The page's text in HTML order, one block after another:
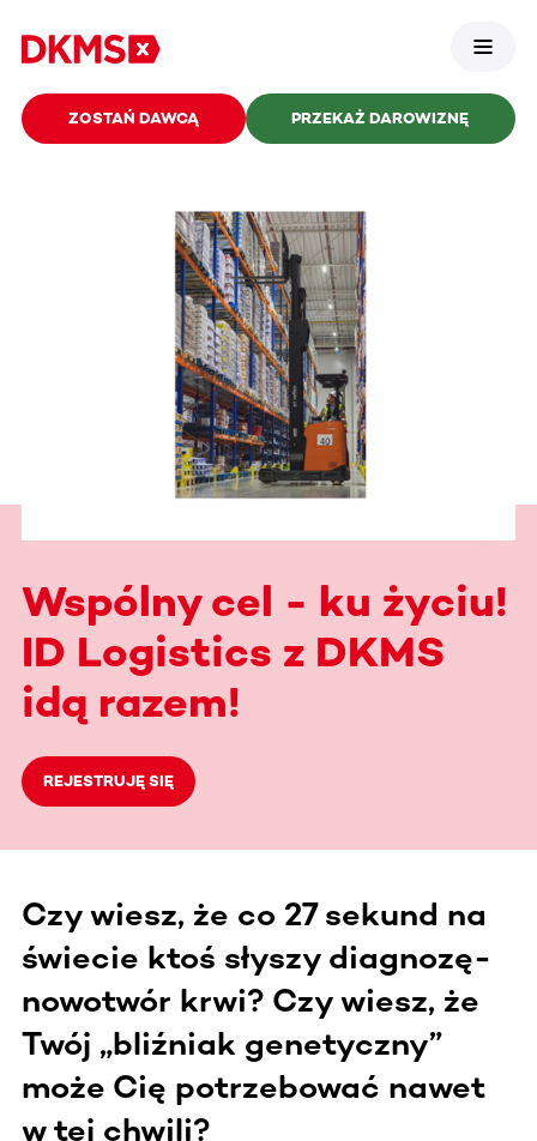
ZOSTAŃ DAWCĄ PRZEKAŻ DAROWIZNĘ
Wspólny cel - ku życiu!
ID Logistics z DKMS
idą razem!
REJESTRUJĘ SIĘ
Czy wiesz, że co 27 sekund na
świecie ktoś słyszy diagnozę-
nowotwór krwi? Czy wiesz, że
Twój „bliźniak genetyczny”
może Cię potrzebować nawet
w tej chwili?